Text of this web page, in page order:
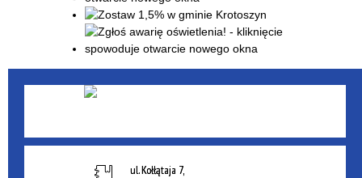
ul. Kołłątaja 7,